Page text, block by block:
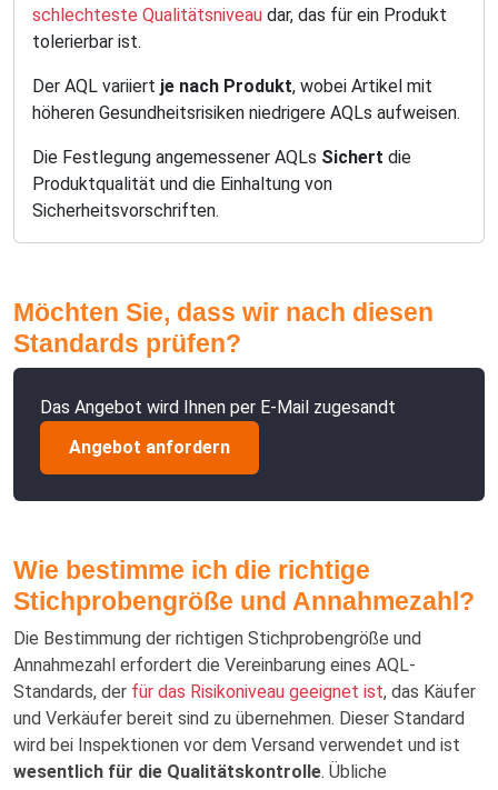
schlechteste Qualitätsniveau dar, das für ein Produkt
tolerierbar ist.
Der AQL variiert je nach Produkt, wobei Artikel mit
höheren Gesundheitsrisiken niedrigere AQLs aufweisen.
Die Festlegung angemessener AQLs Sichert die
Produktqualität und die Einhaltung von
Sicherheitsvorschriften.
Möchten Sie, dass wir nach diesen
Standards prüfen?
Das Angebot wird Ihnen per E-Mail zugesandt
Angebot anfordern
Wie bestimme ich die richtige
Stichprobengröße und Annahmezahl?
Die Bestimmung der richtigen Stichprobengröße und
Annahmezahl erfordert die Vereinbarung eines AQL-
Standards, der für das Risikoniveau geeignet ist, das Käufer
und Verkäufer bereit sind zu übernehmen. Dieser Standard
wird bei Inspektionen vor dem Versand verwendet und ist
wesentlich für die Qualitätskontrolle. Übliche